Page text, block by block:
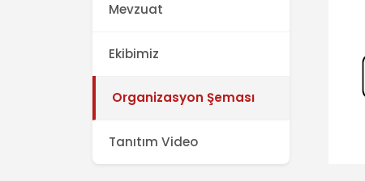
Mevzuat
Ekibimiz
Organizasyon Şeması
Tanıtım Video